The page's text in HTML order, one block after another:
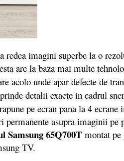
imagini superbe la o
are la baza mai multe
acolo unde apar defecte de
detalii exacte in cadrul
pe ecran pana la 4
asupra imaginii pe
Samsung 65Q700T montat
TV.